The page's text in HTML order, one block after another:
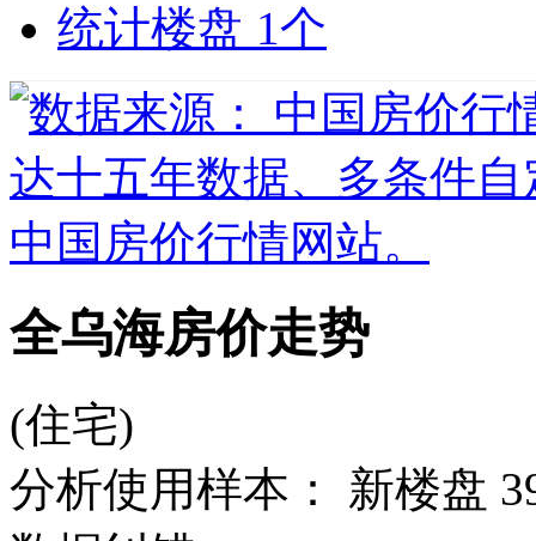
统计楼盘 1个
全乌海房价走势
(住宅)
分析使用样本： 新楼盘